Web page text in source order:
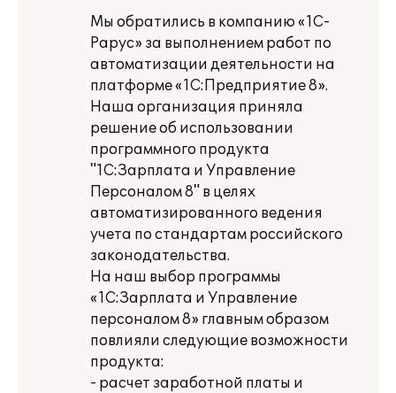
Мы обратились в компанию «1С-
Рарус» за выполнением работ по
автоматизации деятельности на
платформе «1С:Предприятие 8».
Наша организация приняла
решение об использовании
программного продукта
"1С:Зарплата и Управление
Персоналом 8" в целях
автоматизированного ведения
учета по стандартам российского
законодательства.
На наш выбор программы
«1С:Зарплата и Управление
персоналом 8» главным образом
повлияли следующие возможности
продукта:
- расчет заработной платы и